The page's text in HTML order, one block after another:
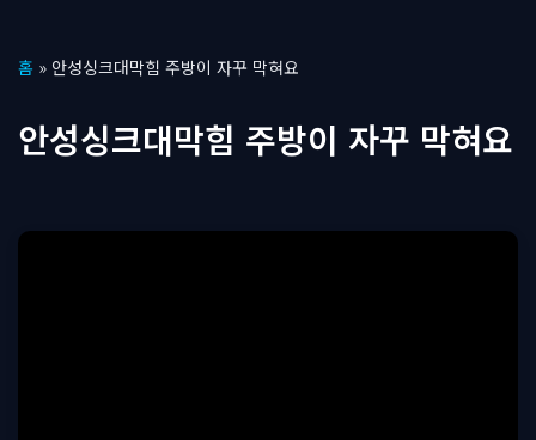
텐
로
뛰
홈 » 안성싱크대막힘 주방이 자꾸 막혀요
안성싱크대막힘 주방이 자꾸 막혀요